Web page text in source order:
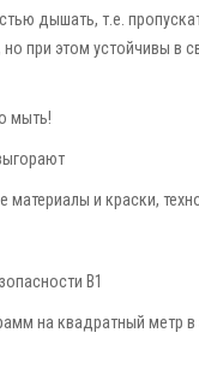
дышать, т.е.
при этом устойчивы в
мыть!
материалы и краски,
В1
на квадратный метр